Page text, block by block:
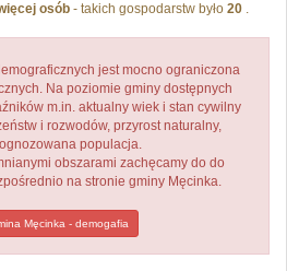
osób - takich gospodarstw było 20 .
jest mocno ograniczona
Na poziomie gminy dostępnych
m.in. aktualny wiek i stan cywilny
i rozwodów, przyrost naturalny,
populacja.
obszarami zachęcamy do do
na stronie gminy Męcinka.
Męcinka - demogafia